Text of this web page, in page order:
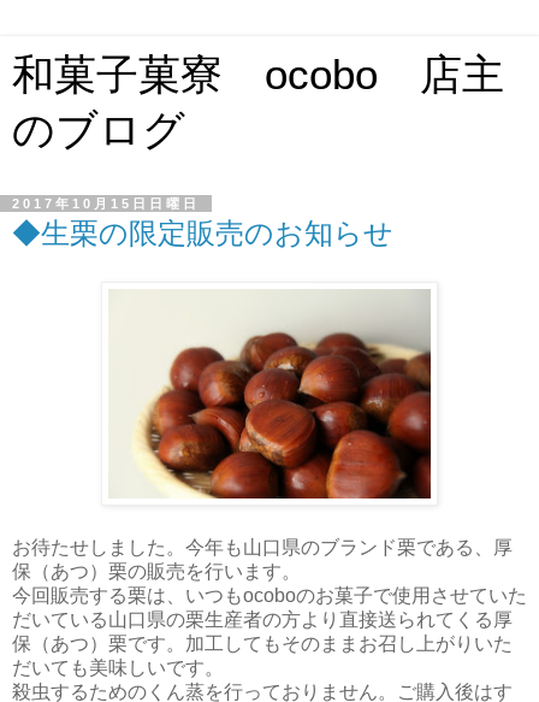
和菓子菓寮 ocobo 店主
のブログ
2017年10月15日日曜日
◆生栗の限定販売のお知らせ
お待たせしました。今年も山口県のブランド栗である、厚
保（あつ）栗の販売を行います。
今回販売する栗は、いつもocoboのお菓子で使用させていた
だいている山口県の栗生産者の方より直接送られてくる厚
保（あつ）栗です。加工してもそのままお召し上がりいた
だいても美味しいです。
殺虫するためのくん蒸を行っておりません。ご購入後はす